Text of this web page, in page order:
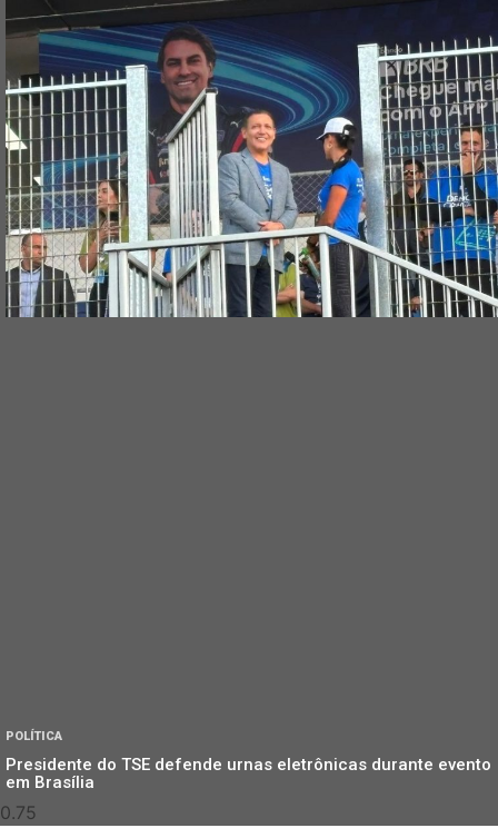
POLÍTICA
Presidente do TSE defende urnas eletrônicas durante evento
em Brasília